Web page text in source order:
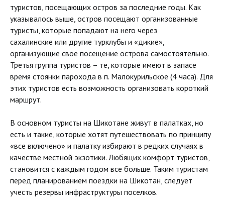
туристов, посещающих остров за последние годы. Как
указывалось выше, остров посещают организованные
туристы, которые попадают на него через
сахалинские или другие турклубы и «дикие»,
организующие свое посещение острова самостоятельно.
Третья группа туристов – те, которые имеют в запасе
время стоянки парохода в п. Малокурильское (4 часа). Для
этих туристов есть возможность организовать короткий
маршрут.
В основном туристы на Шикотане живут в палатках, но
есть и такие, которые хотят путешествовать по принципу
«все включено» и палатку избирают в редких случаях в
качестве местной экзотики. Любящих комфорт туристов,
становится с каждым годом все больше. Таким туристам
перед планированием поездки на Шикотан, следует
учесть резервы инфраструктуры поселков.